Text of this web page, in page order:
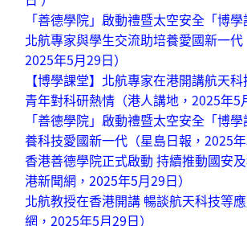
「善德學院」啟動禮暨太空安全「博
北航專家與學生交流助培養愛國新一代
2025年5月29日）
【博學課堂】北航專家在港開講航天
青年對科研熱情 （港人講地， 2025年5
「善德學院」啟動禮暨太空安全「博
養科技愛國新一代 （星島日報， 2025
香港善德學院正式啟動 持續推動國安
港新聞網， 2025年5月29日）
北航教授在香港開講 暢談航天科技等
網，2025年5月29日）